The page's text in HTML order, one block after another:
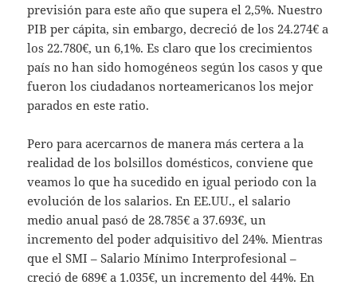
previsión para este año que supera el 2,5%. Nuestro
PIB per cápita, sin embargo, decreció de los 24.274€ a
los 22.780€, un 6,1%. Es claro que los crecimientos
país no han sido homogéneos según los casos y que
fueron los ciudadanos norteamericanos los mejor
parados en este ratio.
Pero para acercarnos de manera más certera a la
realidad de los bolsillos domésticos, conviene que
veamos lo que ha sucedido en igual periodo con la
evolución de los salarios. En EE.UU., el salario
medio anual pasó de 28.785€ a 37.693€, un
incremento del poder adquisitivo del 24%. Mientras
que el SMI – Salario Mínimo Interprofesional –
creció de 689€ a 1.035€, un incremento del 44%. En